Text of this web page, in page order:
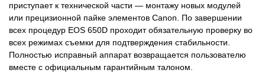
приступает к технической части — монтажу новых модулей
или прецизионной пайке элементов Canon. По завершении
всех процедур EOS 650D проходит обязательную проверку во
всех режимах съемки для подтверждения стабильности.
Полностью исправный аппарат возвращается пользователю
вместе с официальным гарантийным талоном.